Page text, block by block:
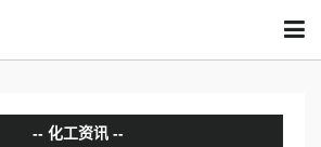
化工资讯